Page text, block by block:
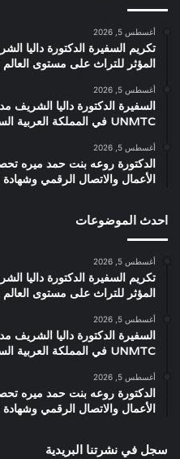
أغسطس 5, 2026
تكريم السفيرة الدكتورة داليا
المؤثر للتراث على مستوى العالم 2026”
أغسطس 5, 2026
السفيرة الدكتورة داليا الشريف
UNMTC في المملكة العربية السعودية
أغسطس 5, 2026
الدكتورة روعه بنت حمد ميره
الأعمال والاتصال الرقمي وشهادة
احدث الموضوعات
أغسطس 5, 2026
تكريم السفيرة الدكتورة داليا
المؤثر للتراث على مستوى العالم 2026”
أغسطس 5, 2026
السفيرة الدكتورة داليا الشريف
UNMTC في المملكة العربية السعودية
أغسطس 5, 2026
الدكتورة روعه بنت حمد ميره
الأعمال والاتصال الرقمي وشهادة
سجل في نشرتنا البريدية